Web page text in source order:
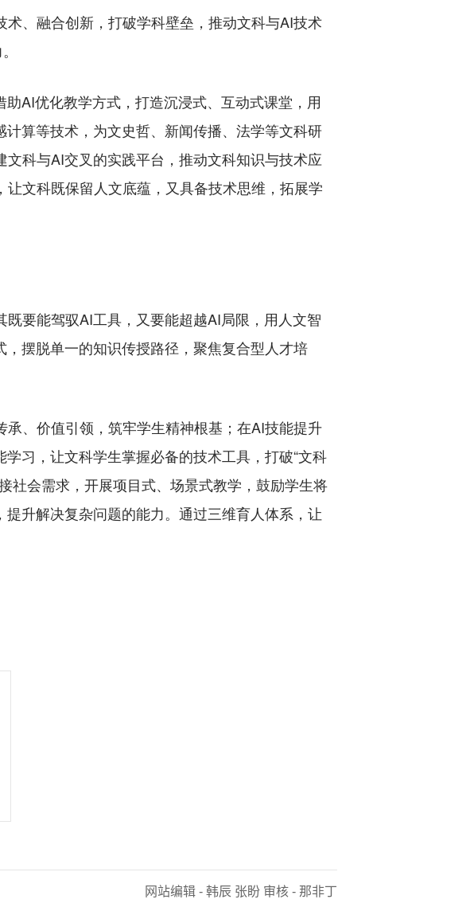
、融合创新，打破学科壁垒，推动文科与AI技术
AI优化教学方式，打造沉浸式、互动式课堂，用
算等技术，为文史哲、新闻传播、法学等文科研
科与AI交叉的实践平台，推动文科知识与技术应
文科既保留人文底蕴，又具备技术思维，拓展学
要能驾驭AI工具，又要能超越AI局限，用人文智
摆脱单一的知识传授路径，聚焦复合型人才培
、价值引领，筑牢学生精神根基；在AI技能提升
习，让文科学生掌握必备的技术工具，打破“文科
社会需求，开展项目式、场景式教学，鼓励学生将
升解决复杂问题的能力。通过三维育人体系，让
网站编辑 - 韩辰 张盼 审核 - 那非丁